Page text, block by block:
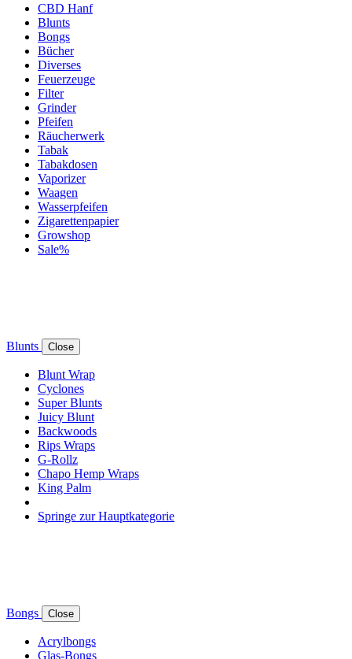
CBD Hanf
Blunts
Bongs
Bücher
Diverses
Feuerzeuge
Filter
Grinder
Pfeifen
Räucherwerk
Tabak
Tabakdosen
Vaporizer
Waagen
Wasserpfeifen
Zigarettenpapier
Growshop
Sale%
Blunts Close
Blunt Wrap
Cyclones
Super Blunts
Juicy Blunt
Backwoods
Rips Wraps
G-Rollz
Chapo Hemp Wraps
King Palm
Springe zur Hauptkategorie
Bongs Close
Acrylbongs
Glas-Bongs